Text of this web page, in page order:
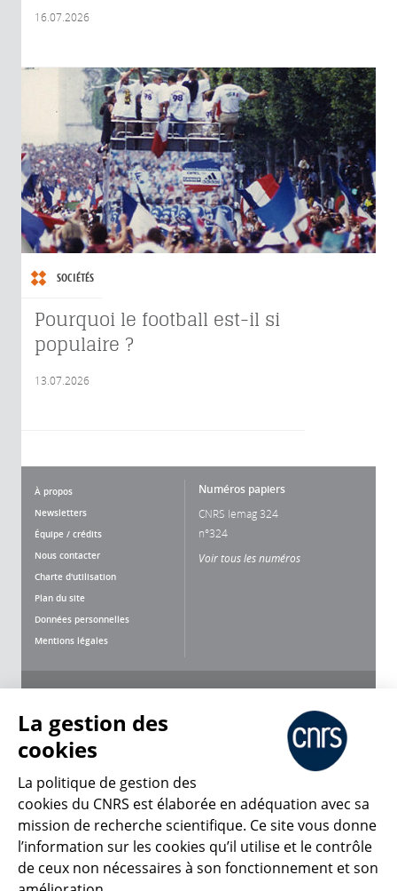
16.07.2026
SOCIÉTÉS
Pourquoi le football est-il si
populaire ?
13.07.2026
À propos
Newsletters
Équipe / crédits
Nous contacter
Charte d'utilisation
Plan du site
Données personnelles
Mentions légales
Numéros papiers
CNRS lemag 324
n°324
Voir tous les numéros
CNRS Le Mag
© 2026, CNRS
La gestion des
cookies
La politique de gestion des
cookies du CNRS est élaborée en adéquation avec sa
mission de recherche scientifique. Ce site vous donne
l’information sur les cookies qu’il utilise et le contrôle
de ceux non nécessaires à son fonctionnement et son